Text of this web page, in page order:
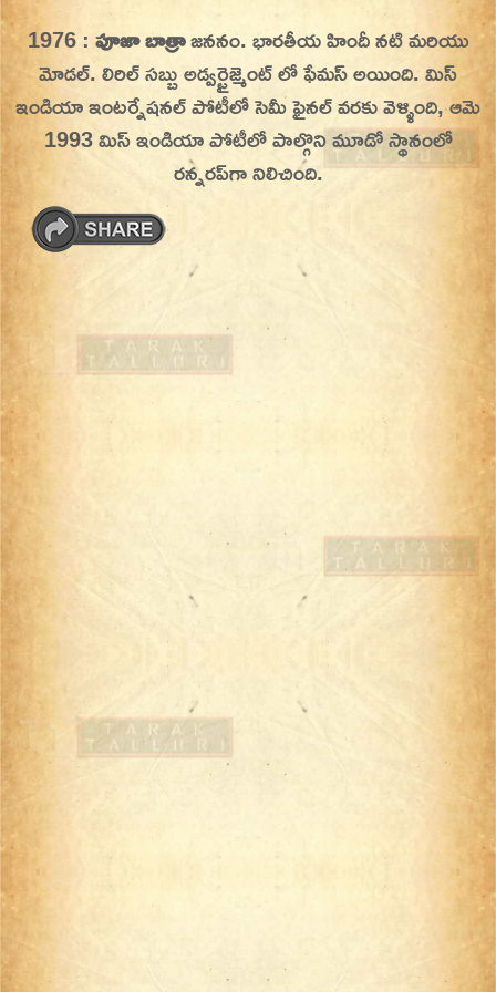
Skip
content
On This Day
Today in History | On This Day | This Day in
History | Today in India | What Happened
Today in India | Charitralo eroju | charitra lo
eroju |
1976 :పూజా బాత్రాజననం. భారతీయ హిందీ నటి మరియు
మోడల్. లిరిల్ సబ్బు అడ్వర్టైజ్మెంట్ లో ఫేమస్ అయింది. మిస్
ఇండియా ఇంటర్నేషనల్ పోటీలో సెమీ ఫైనల్ వరకు వెళ్ళింది, ఆమె
1993 మిస్ ఇండియా పోటీలో పాల్గొని మూడో స్థానంలో
రన్నరప్‌గా నిలిచింది.